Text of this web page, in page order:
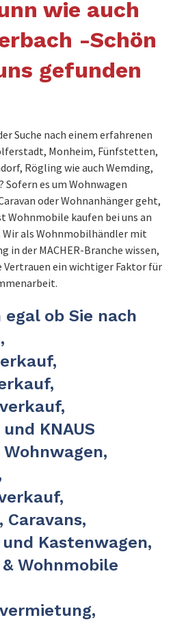
wie auch
-Schön
gefunden
Suche nach einem erfahrenen
Monheim, Fünfstetten,
Rögling wie auch Wemding,
Sofern es um Wohnwagen
oder Wohnanhänger geht,
Wohnmobile kaufen bei uns an
Wir als Wohnmobilhändler mit
in der MACHER-Branche wissen,
Vertrauen ein wichtiger Faktor für
ob Sie nach
KNAUS
Wohnwagen,
Caravans,
Kastenwagen,
Wohnmobile